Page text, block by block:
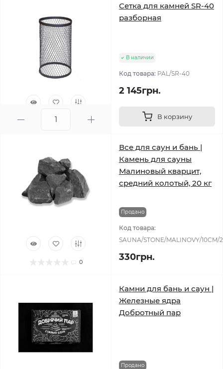
Сетка для камней SR-40
разборная
В наличии
Код товара: PAL/SR-40
2 145грн.
В корзину
0
Все для саун и бань |
Камень для сауны
Малиновый кварцит,
средний колотый, 20 кг
Продано
Код товара:
SAUNA/STONE/MALINOVY/10CM/
330грн.
Камни для бань и саун |
Железные ядра
Добротный пар
Продано